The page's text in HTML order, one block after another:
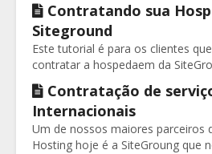
Contratando sua
Siteground
Este tutorial é para os clientes
contratar a hospedaem da
Contratação de
Internacionais
Um de nossos maiores parceiros
Hosting hoje é a SiteGroung que